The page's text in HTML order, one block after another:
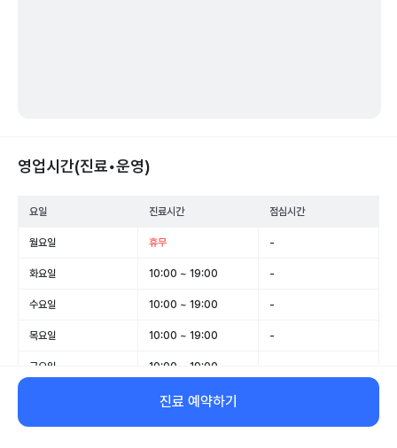
영업시간(진료•운영)
요일 진료시간 점심시간
월요일 휴무 -
화요일 10:00 ~ 19:00 -
수요일 10:00 ~ 19:00 -
목요일 10:00 ~ 19:00 -
금요일 10:00 ~ 19:00
09:00 ~ 16:00
일요일 휴무 -
진료 예약하기